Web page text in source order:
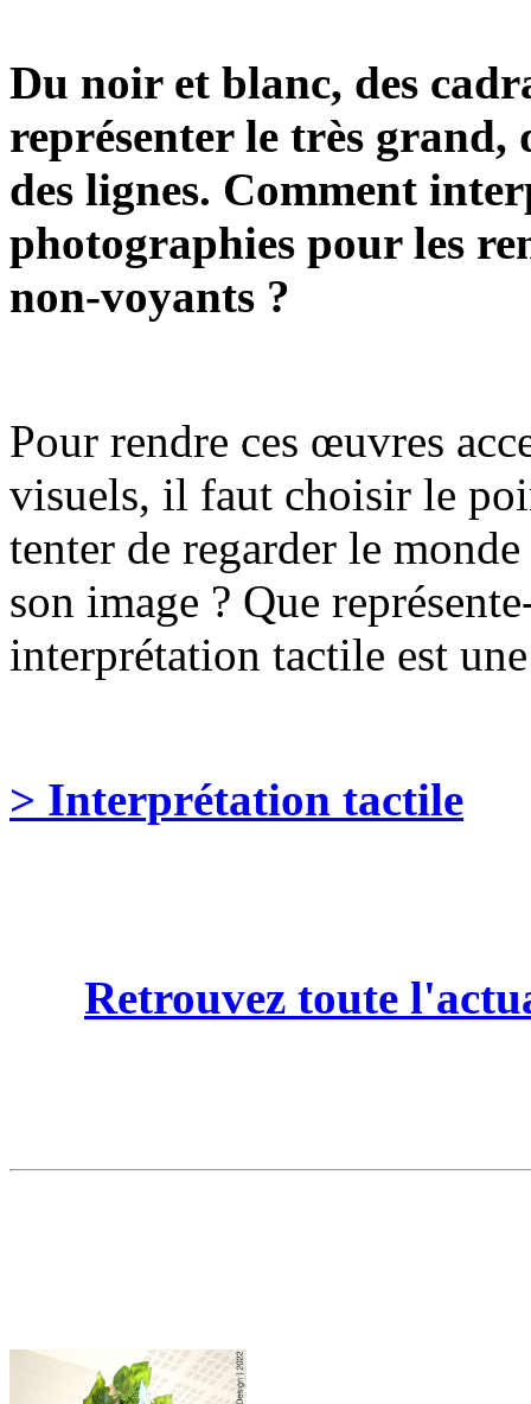
Du noir et blanc, des
représenter le très grand,
des lignes. Comment
photographies pour les
non-voyants ?
Pour rendre ces œuvres
visuels, il faut choisir le
tenter de regarder le
son image ? Que
interprétation tactile est
> Interprétation tactile
Retrouvez toute